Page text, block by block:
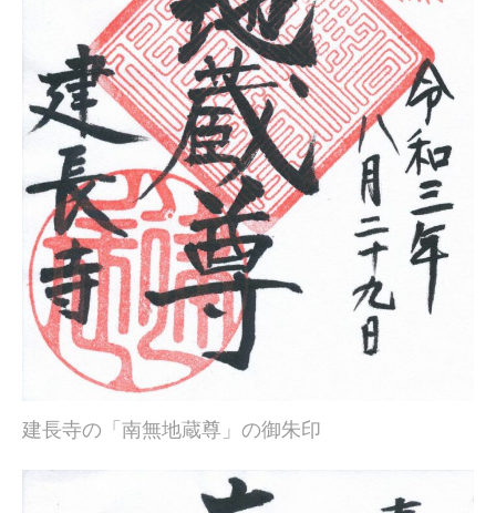
建長寺の「南無地蔵尊」の御朱印